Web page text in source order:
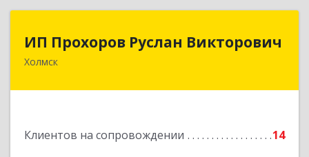
ИП Прохоров Руслан Викторович
Холмск
Клиентов на сопровождении 14
694620, Сахалинская обл, Холмский р-н, Холмск